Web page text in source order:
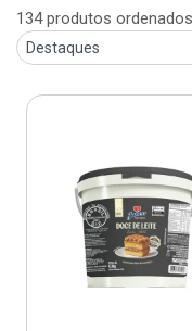
134 produtos